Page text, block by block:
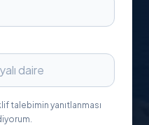
talebimin yanıtlanması